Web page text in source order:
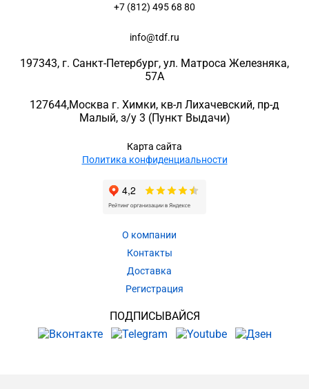
+7 (812) 495 68 80
info@tdf.ru
197343, г. Санкт-Петербург, ул. Матроса Железняка,
57A
127644,Москва г. Химки, кв-л Лихачевский, пр-д
Малый, з/у 3 (Пункт Выдачи)
Карта сайта
Политика конфиденциальности
О компании
Контакты
Доставка
Регистрация
ПОДПИСЫВАЙСЯ